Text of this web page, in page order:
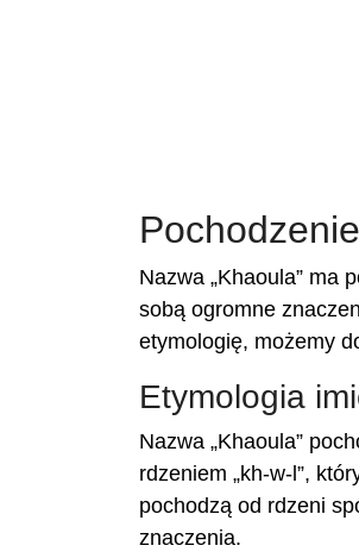
Nazwa „Khaoula” ma
sobą ogromne
etymologię, możemy
Etymologia
Nazwa „Khaoula”
rdzeniem „kh-w-l”,
pochodzą od rdzeni
znaczenia.